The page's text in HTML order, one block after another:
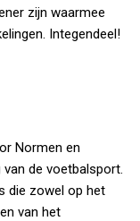
zijn waarmee
Integendeel!
Normen en
de voetbalsport.
die zowel op het
van het